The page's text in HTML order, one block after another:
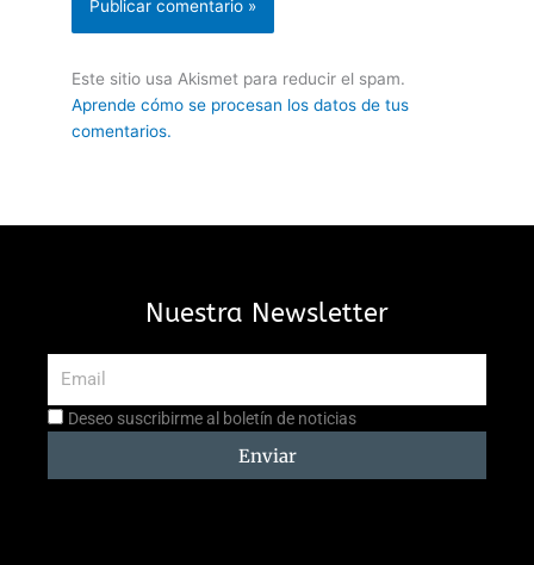
Este sitio usa Akismet para reducir el spam.
Aprende cómo se procesan los datos de tus
comentarios.
Nuestra Newsletter
Aceptación
Deseo suscribirme al boletín de noticias
Enviar